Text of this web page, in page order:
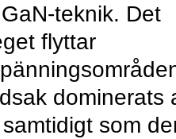
teknik. Det
flyttar
dominerats
som